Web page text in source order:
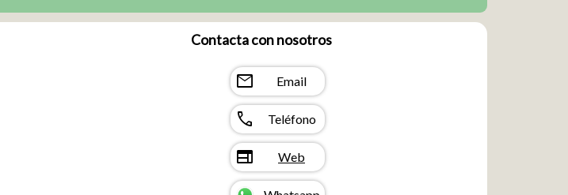
Contacta con nosotros
mail Email
call Teléfono
web Web